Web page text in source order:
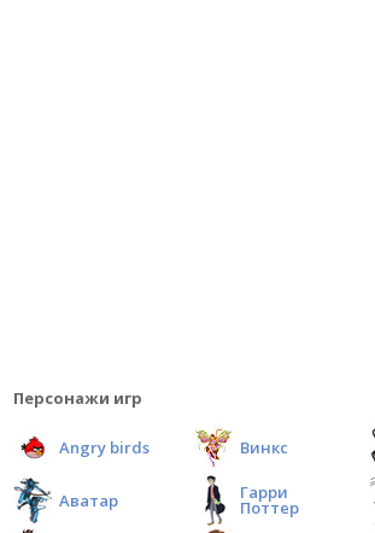
Персонажи игр
Angry birds
Аватар
Винкс
Гарри
Поттер